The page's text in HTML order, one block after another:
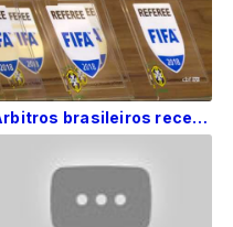
Árbitros brasileiros recebem insígnias da FIFA 2018 na CBF